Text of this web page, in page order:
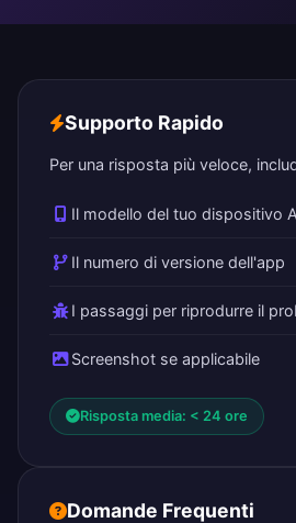
Supporto Rapido
Per una risposta più veloce,
Il modello del tuo dispositivo
Il numero di versione dell'app
I passaggi per riprodurre il
Screenshot se applicabile
Risposta media: < 24 ore
Domande Frequenti